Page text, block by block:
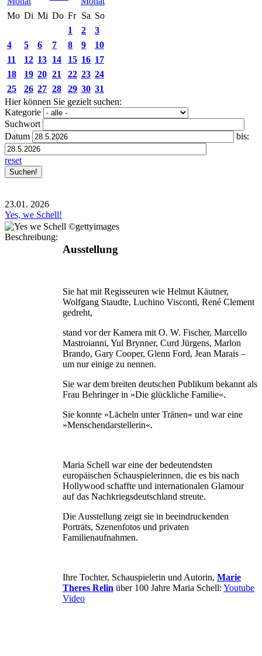
Mo Di Mi Do Fr Sa So
1
2
3
4
5 6 7 8 9
10
11
12 13 14 15 16 17
18
19 20 21 22 23 24
25
26 27 28 29 30 31
Hier können Sie gezielt suchen:
Kategorie
Suchwort
Datum
bis:
reset
23.01. 2026
Yes, we Schell!
Beschreibung:
Ausstellung
Sie hat mit Regisseuren wie Helmut Käutner,
Wolfgang Staudte, Luchino Visconti, René Clement
gedreht,
stand vor der Kamera mit O. W. Fischer, Marcello
Mastroianni, Yul Brynner, Curd Jürgens, Marlon
Brando, Gary Cooper, Glenn Ford, Jean Marais –
um nur einige zu nennen.
Sie war dem breiten deutschen Publikum bekannt als
Frau Behringer in »Die glückliche Familie«.
Sie konnte »Lächeln unter Tränen« und war eine
»Menschendarstellerin«.
Maria Schell war eine der bedeutendsten
europäischen Schauspielerinnen, die es bis nach
Hollywood schaffte und internationalen Glamour
auf das Nachkriegsdeutschland streute.
Die Ausstellung zeigt sie in beeindruckenden
Porträts, Szenenfotos und privaten
Familienaufnahmen.
Ihre Tochter, Schauspielerin und Autorin, Marie
Theres Relin über 100 Jahre Maria Schell: Youtube
Video